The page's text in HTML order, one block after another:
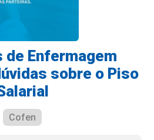
de Enfermagem
sobre o Piso
Cofen